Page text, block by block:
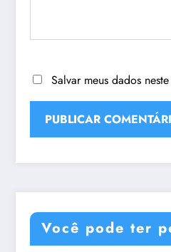
Salvar meus dados
Você pode ter